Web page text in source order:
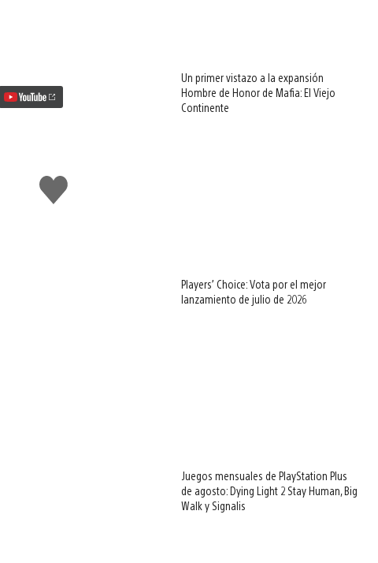
Me
gusta
esto
Un primer vistazo a la expansión
Hombre de Honor de Mafia: El Viejo
Continente
Players’ Choice: Vota por el mejor
lanzamiento de julio de 2026
Juegos mensuales de PlayStation Plus
de agosto: Dying Light 2 Stay Human, Big
Walk y Signalis